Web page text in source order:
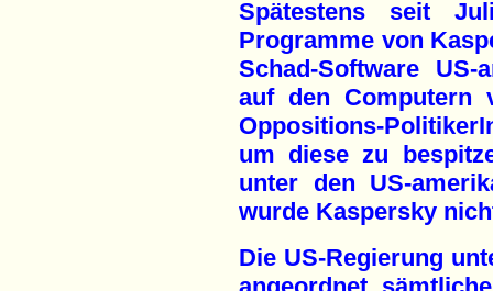
Spätestens seit
Programme von
Schad-Software US-
auf den Computern
Oppositions-
um diese zu
unter den US-
wurde Kaspersky
Die US-Regierung